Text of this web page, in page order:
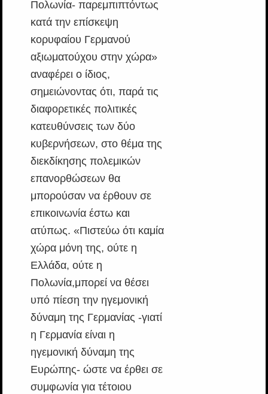
Πολωνία- παρεμπιπτόντως
κατά την επίσκεψη
κορυφαίου Γερμανού
αξιωματούχου στην χώρα»
αναφέρει ο ίδιος,
σημειώνοντας ότι, παρά τις
διαφορετικές πολιτικές
κατευθύνσεις των δύο
κυβερνήσεων, στο θέμα της
διεκδίκησης πολεμικών
επανορθώσεων θα
μπορούσαν να έρθουν σε
επικοινωνία έστω και
ατύπως. «Πιστεύω ότι καμία
χώρα μόνη της, ούτε η
Ελλάδα, ούτε η
Πολωνία,μπορεί να θέσει
υπό πίεση την ηγεμονική
δύναμη της Γερμανίας -γιατί
η Γερμανία είναι η
ηγεμονική δύναμη της
Ευρώπης- ώστε να έρθει σε
συμφωνία για τέτοιου